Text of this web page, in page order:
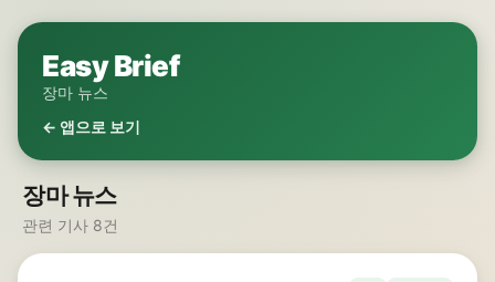
Easy Brief
장마 뉴스
← 앱으로 보기
장마 뉴스
관련 기사 8건